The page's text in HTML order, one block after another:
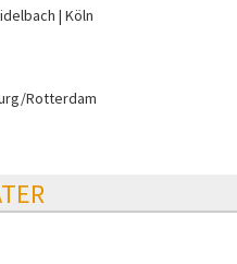
Köln
Rotterdam